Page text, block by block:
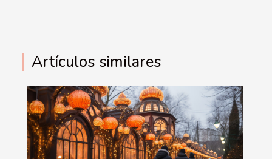
Artículos similares